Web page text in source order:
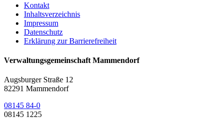
Kontakt
Inhaltsverzeichnis
Impressum
Datenschutz
Erklärung zur Barrierefreiheit
Verwaltungsgemeinschaft Mammendorf
Augsburger Straße 12
82291 Mammendorf
08145 84-0
08145 1225